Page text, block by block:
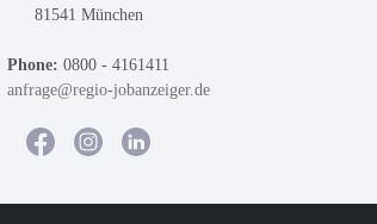
81541 München
Phone: 0800 - 4161411
anfrage@regio-jobanzeiger.de